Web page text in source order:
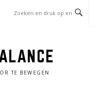
TE BEWEGEN